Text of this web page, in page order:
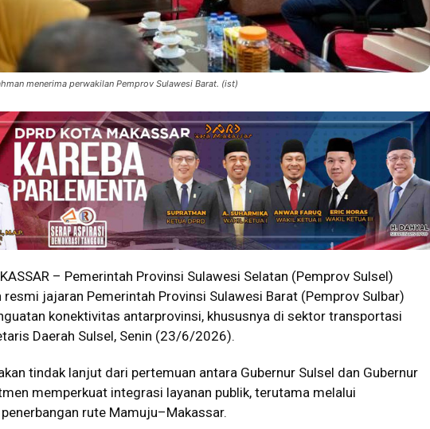
menerima perwakilan Pemprov Sulawesi Barat. (ist)
– Pemerintah Provinsi Sulawesi Selatan (Pemprov Sulsel)
jajaran Pemerintah Provinsi Sulawesi Barat (Pemprov Sulbar)
konektivitas antarprovinsi, khususnya di sektor transportasi
Daerah Sulsel, Senin (23/6/2026).
tindak lanjut dari pertemuan antara Gubernur Sulsel dan Gubernur
memperkuat integrasi layanan publik, terutama melalui
rute Mamuju–Makassar.